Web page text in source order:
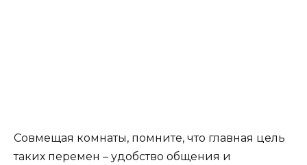
Совмещая комнаты, помните, что главная цель
таких перемен – удобство общения и